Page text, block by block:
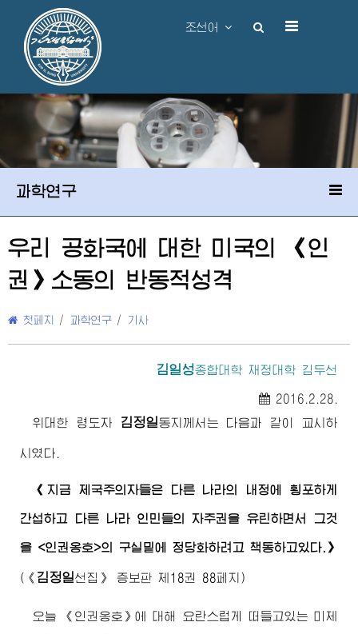
조선어
과학연구
우리 공화국에 대한 미국의 《인
권》소동의 반동적성격
첫페지 / 과학연구 / 기사
김일성종합대학 재정대학 김두선
2016.2.28.
위대한 령도자 김정일동지 께서는 다음과 같이 교시하
시였다.
《지금 제국주의자들은 다른 나라의 내정에 횡포하게
간섭하고 다른 나라 인민들의 자주권을 유린하면서 그것
을 <인권옹호>의 구실밑에 정당화하려고 책동하고있다.》
(《 김정일선집》 증보판 제18권 88페지)
오늘 《인권옹호》에 대해 요란스럽게 떠들고있는 미제